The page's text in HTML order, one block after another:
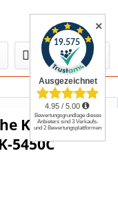
Select Language▼
Kyocera TK-
5450C
✕